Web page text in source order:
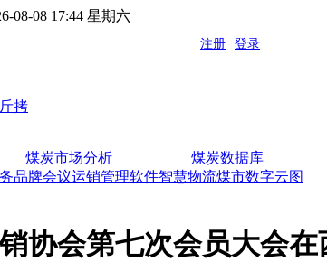
08-08 17:44 星期六
煤炭市场分析 煤炭数据库
品牌会议运销管理软件智慧物流煤市数字云图
协会第七次会员大会